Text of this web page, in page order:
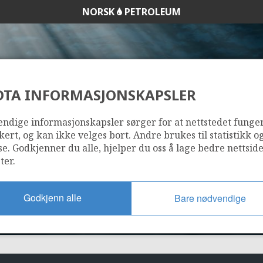
NORSK PETROLEUM
5-1 GINA
GUDRUN
INFORMASJONSKAPSLER
informasjonskapsler sørger for at nettstedet
og kan ikke velges bort. Andre brukes til statistikk
Godkjenner du alle, hjelper du oss å lage bedre
Godkjenn alle Bare nødvendige